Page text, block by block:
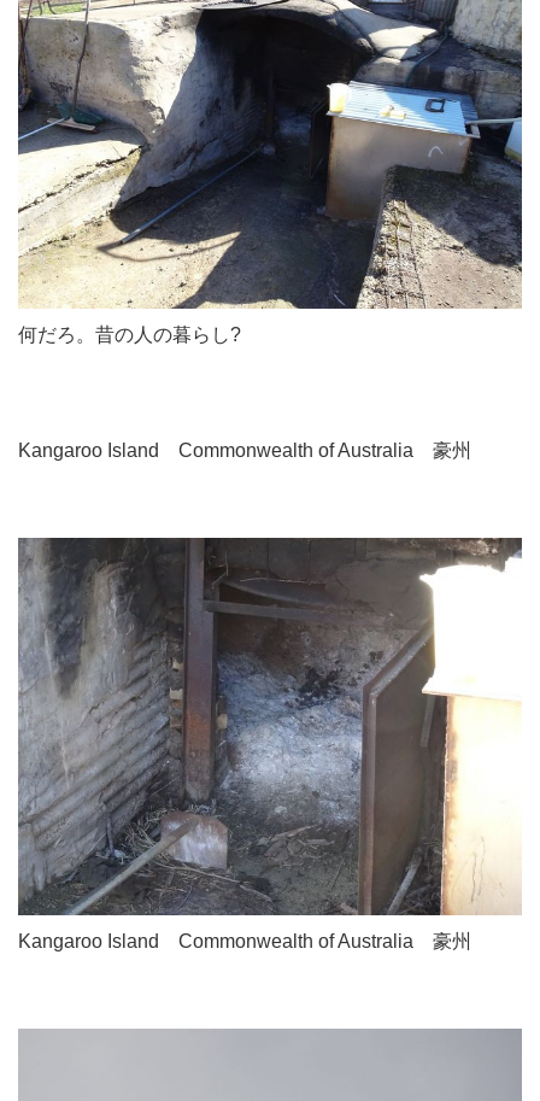
何だろ。昔の人の暮らし?
Kangaroo Island Commonwealth of Australia 豪州
Kangaroo Island Commonwealth of Australia 豪州